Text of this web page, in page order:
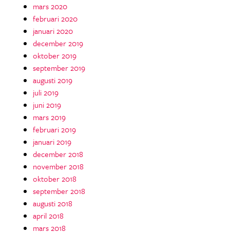
mars 2020
februari 2020
januari 2020
december 2019
oktober 2019
september 2019
augusti 2019
juli 2019
juni 2019
mars 2019
februari 2019
januari 2019
december 2018
november 2018
oktober 2018
september 2018
augusti 2018
april 2018
mars 2018